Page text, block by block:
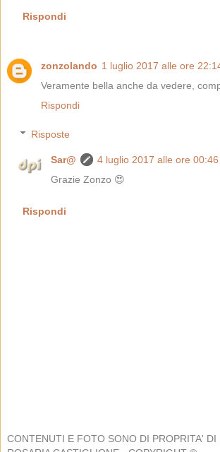
Rispondi
zonzolando 1 luglio 2017 alle ore
Veramente bella anche da vedere,
Rispondi
Risposte
Sar@
4 luglio 2017 alle ore 00:46
Grazie Zonzo 😍
Rispondi
CONTENUTI E FOTO SONO DI PROPRITA' DI